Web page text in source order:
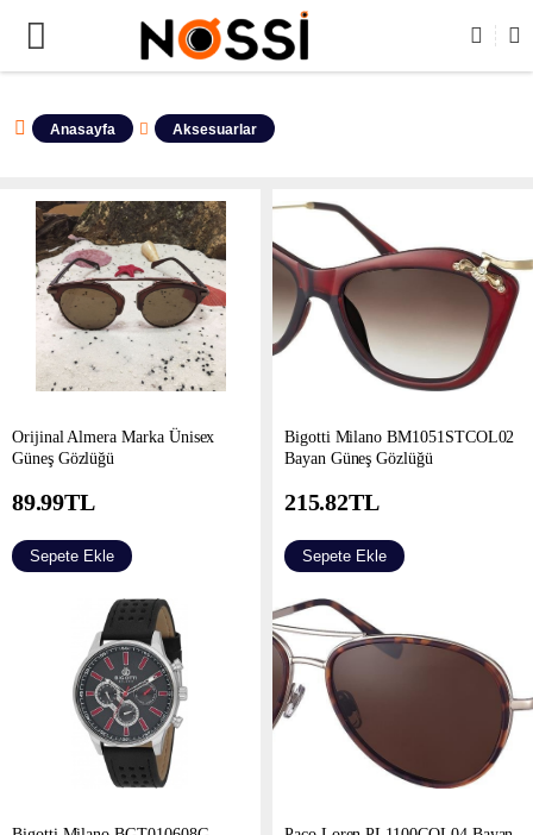
ÜRÜNLERİN TAMAMI DEMODUR SATIŞA KAPALIDIR !
Anasayfa Aksesuarlar
Orijinal Almera Marka Ünisex
Güneş Gözlüğü
89.99TL
Sepete Ekle
Bigotti Milano BM1051STCOL02
Bayan Güneş Gözlüğü
215.82TL
Sepete Ekle